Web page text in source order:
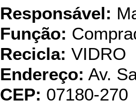
Responsável:
Função:
Recicla: VIDRO
Endereço: Av.
CEP: 07180-270